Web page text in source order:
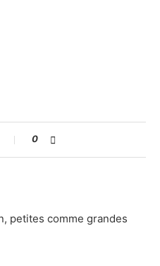
0
petites comme grandes